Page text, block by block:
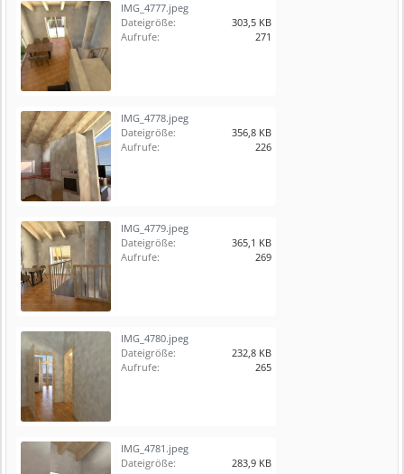
IMG_4777.jpeg
Dateigröße:
303,5 KB
Aufrufe:
271
IMG_4778.jpeg
Dateigröße:
356,8 KB
Aufrufe:
226
IMG_4779.jpeg
Dateigröße:
365,1 KB
Aufrufe:
269
IMG_4780.jpeg
Dateigröße:
232,8 KB
Aufrufe:
265
IMG_4781.jpeg
Dateigröße:
283,9 KB